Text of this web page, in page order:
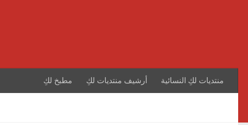
منتديات لكِ النسائية أرشيف منتديات لكِ مطبخ لكِ